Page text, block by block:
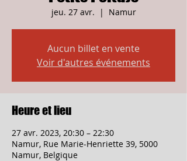
jeu. 27 avr.
  |
Namur
Aucun billet en vente
Voir d'autres événements
Heure et lieu
27 avr. 2023, 20:30 – 22:30
Namur, Rue Marie-Henriette 39, 5000
Namur, Belgique